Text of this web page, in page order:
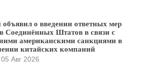
объявил о введении ответных мер
Соединённых Штатов в связи с
американскими санкциями в
китайских компаний
05 Авг 2026